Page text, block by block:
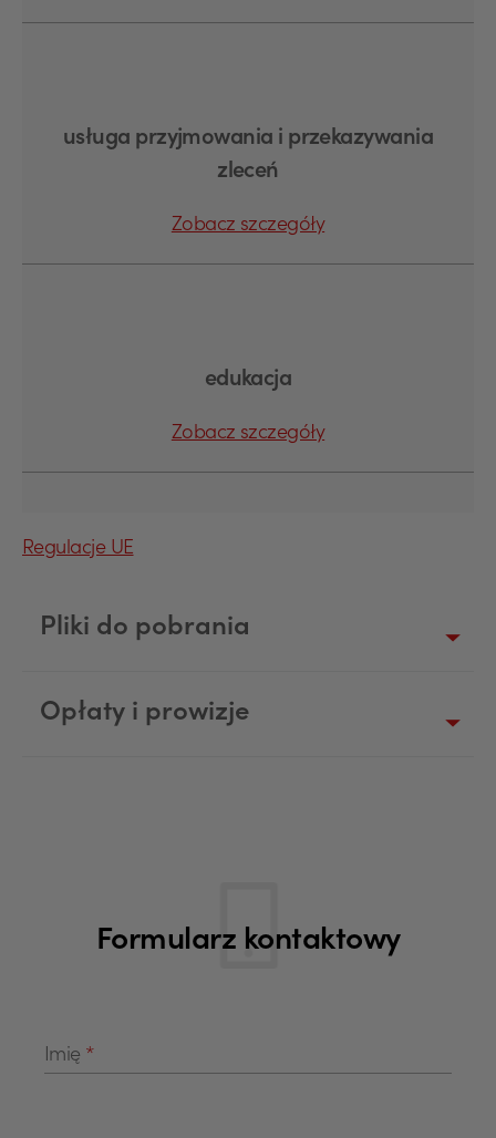
usługa przyjmowania i przekazywania
zleceń
Zobacz szczegóły
edukacja
Zobacz szczegóły
Regulacje UE
Pliki do pobrania
Opłaty i prowizje
Formularz kontaktowy
Imię *